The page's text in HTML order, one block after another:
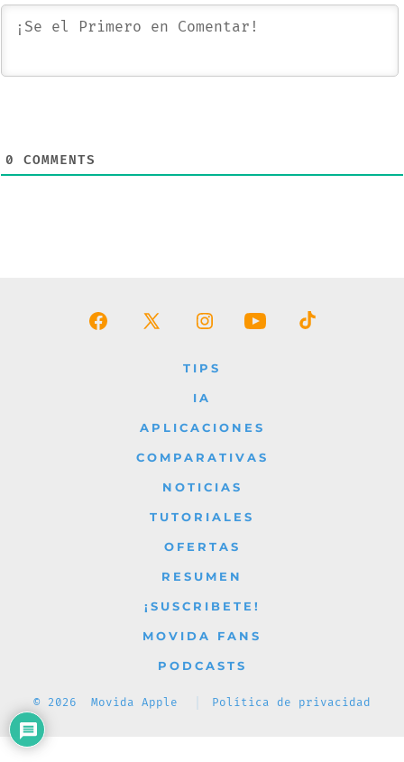
0 COMMENTS
Abrir
pestaña
Abrir
pestaña
Abrir
Abrir
Abrir
TIPS
IA
APLICACIONES
COMPARATIVAS
NOTICIAS
TUTORIALES
OFERTAS
RESUMEN
¡SUSCRIBETE!
MOVIDA FANS
PODCASTS
© 2026Movida Apple Política de privacidad